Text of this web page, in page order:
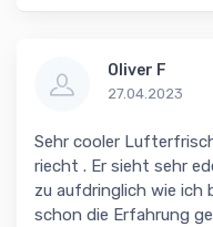
Oliver F
27.04.2023
Sehr cooler
riecht . Er sieht sehr
zu aufdringlich wie ich
schon die Erfahrung